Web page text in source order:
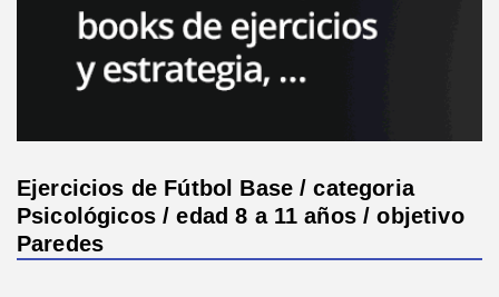
Ejercicios de Fútbol Base / categoria
Psicológicos / edad 8 a 11 años / objetivo
Paredes